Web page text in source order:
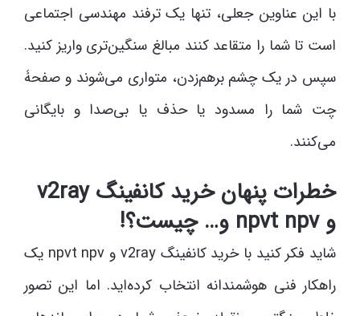
با این عناوین جعلی، تنها یک ترفند مهندسی اجتماعی
است تا شما را متقاعد کنند مبالغ سنگین‌تری واریز کنید.
سپس در یک چشم برهم‌زدن، متواری می‌شوند و صفحۀ
چت شما را مسدود یا حذف یا بی‌صدا و بایگانی
می‌کنند.
خطرات پنهان خرید کانفینگ v2ray
و npvt npv و… چیست؟!
شاید فکر کنید با خرید کانفینگ v2ray و npvt npv یک
راهکار فنی هوشمندانه انتخاب کرده‌اید. اما این تصور